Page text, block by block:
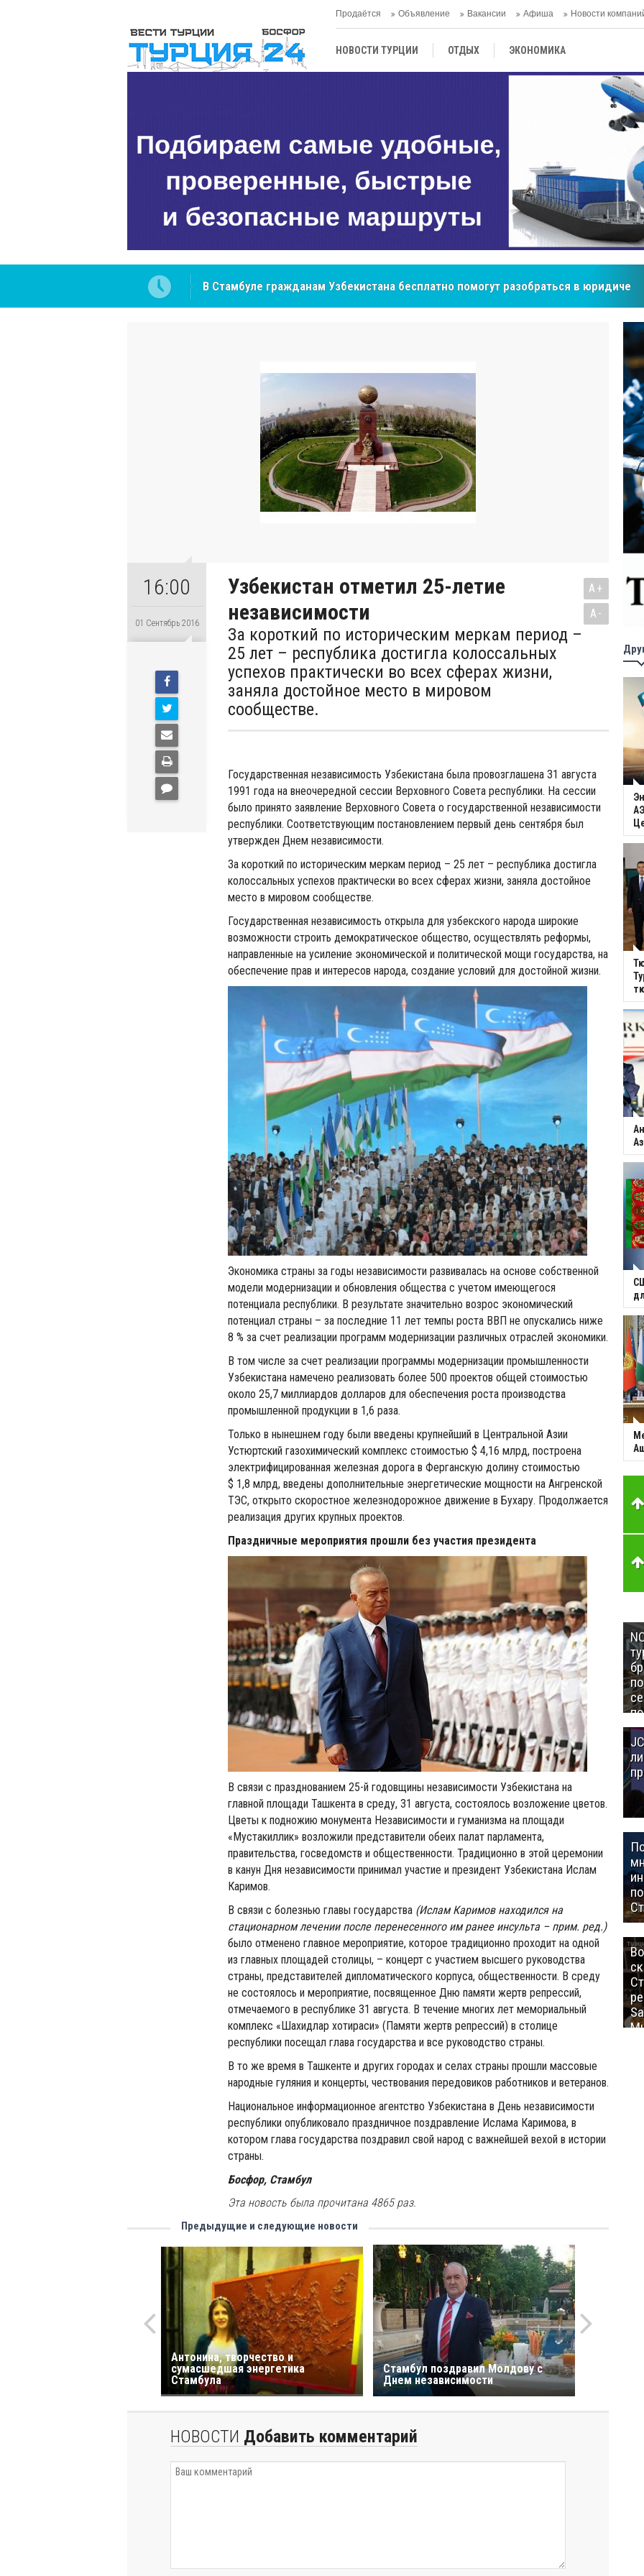
Продаётся Объявление Вакансии Афиша Новости
НОВОСТИ ТУРЦИИ ОТДЫХ ЭКОНОМИКА
ЦЕНТРАЛЬНАЯ АЗИЯ
в юридических NCS Jeans: турецкий бренд, покоривший сердца покупателей Центральной Азии
16:00
01 Сентябрь 2016
Узбекистан отметил 25-летие
независимости
За короткий по историческим меркам период –
25 лет – республика достигла колоссальных
успехов практически во всех сферах жизни,
заняла достойное место в мировом
сообществе.
A+
A-
Государственная независимость Узбекистана была провозглашена 31 августа
1991 года на внеочередной сессии Верховного Совета республики. На сессии
было принято заявление Верховного Совета о государственной независимости
республики. Соответствующим постановлением первый день сентября был
утвержден Днем независимости.
За короткий по историческим меркам период – 25 лет – республика достигла
колоссальных успехов практически во всех сферах жизни, заняла достойное
место в мировом сообществе.
Государственная независимость открыла для узбекского народа широкие
возможности строить демократическое общество, осуществлять реформы,
направленные на усиление экономической и политической мощи государства, на
обеспечение прав и интересов народа, создание условий для достойной жизни.
Экономика страны за годы независимости развивалась на основе собственной
модели модернизации и обновления общества с учетом имеющегося
потенциала республики. В результате значительно возрос экономический
потенциал страны – за последние 11 лет темпы роста ВВП не опускались ниже
8 % за счет реализации программ модернизации различных отраслей экономики.
В том числе за счет реализации программы модернизации промышленности
Узбекистана намечено реализовать более 500 проектов общей стоимостью
около 25,7 миллиардов долларов для обеспечения роста производства
промышленной продукции в 1,6 раза.
Только в нынешнем году были введены крупнейший в Центральной Азии
Устюртский газохимический комплекс стоимостью $ 4,16 млрд, построена
электрифицированная железная дорога в Ферганскую долину стоимостью
$ 1,8 млрд, введены дополнительные энергетические мощности на Ангренской
ТЭС, открыто скоростное железнодорожное движение в Бухару. Продолжается
реализация других крупных проектов.
Праздничные мероприятия прошли без участия президента
В связи с празднованием 25-й годовщины независимости Узбекистана на
главной площади Ташкента в среду, 31 августа, состоялось возложение цветов.
Цветы к подножию монумента Независимости и гуманизма на площади
«Мустакиллик» возложили представители обеих палат парламента,
правительства, госведомств и общественности. Традиционно в этой церемонии
в канун Дня независимости принимал участие и президент Узбекистана Ислам
Каримов.
В связи с болезнью главы государства (Ислам Каримов находился на
стационарном лечении после перенесенного им ранее инсульта – прим. ред.)
было отменено главное мероприятие, которое традиционно проходит на одной
из главных площадей столицы, – концерт с участием высшего руководства
страны, представителей дипломатического корпуса, общественности. В среду
не состоялось и мероприятие, посвященное Дню памяти жертв репрессий,
отмечаемого в республике 31 августа. В течение многих лет мемориальный
комплекс «Шахидлар хотираси» (Памяти жертв репрессий) в столице
республики посещал глава государства и все руководство страны.
В то же время в Ташкенте и других городах и селах страны прошли массовые
народные гуляния и концерты, чествования передовиков работников и ветеранов.
Национальное информационное агентство Узбекистана в День независимости
республики опубликовало праздничное поздравление Ислама Каримова, в
котором глава государства поздравил свой народ с важнейшей вехой в истории
страны.
Босфор, Стамбул
Эта новость была прочитана 4865 раз.
Предыдущие и следующие новости
Антонина, творчество и
сумасшедшая энергетика
Стамбула
Стамбул поздравил Молдову с
Днем независимости
НОВОСТИ Добавить комментарий